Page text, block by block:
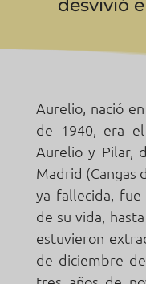
desvivió
Aurelio, nació
de 1940, era
Aurelio y Pilar,
Madrid (Cangas
ya fallecida,
de su vida,
estuvieron
de diciembre